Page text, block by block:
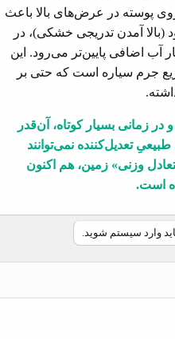
پوسته در عرض‌های بالا باعث
آمدن تدریجی خشکی)، در
آب اضافی پایین‌تر می‌رود. این
جرم سیاره است که حتی بر
زمانی بسیار کوتاه، آن‌قدر
تعدیل‌کننده نمی‌توانند
وزنی» زمین، هم اکنون
است.
وارد سیستم شوید.